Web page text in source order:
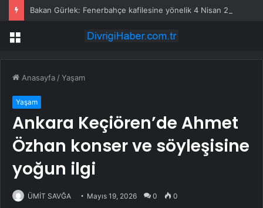
Menü
Anasayfa /Yaşam
Yaşam
Ankara Keçiören’de Ahmet
Özhan konser ve söyleşisine
yoğun ilgi
ÜMİT SAVĞA Mayıs 19, 2026 0 0